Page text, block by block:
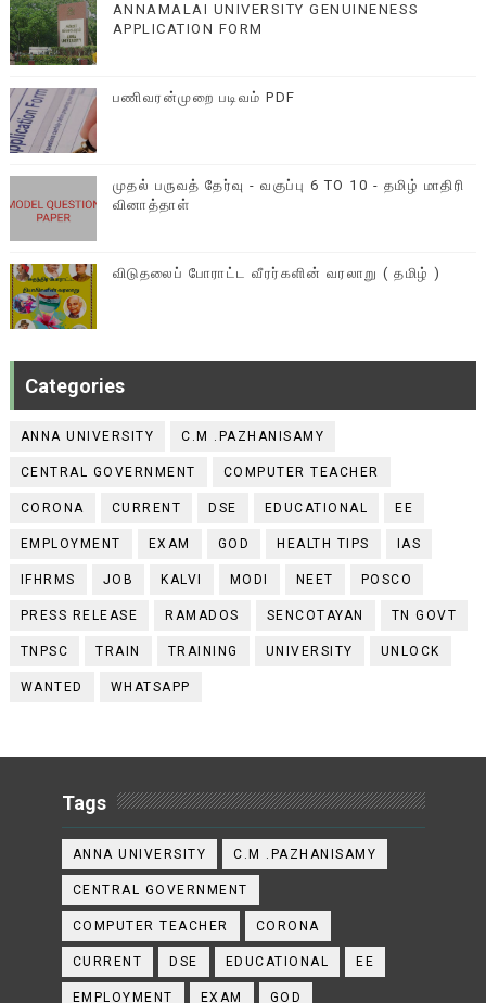
ANNAMALAI UNIVERSITY GENUINENESS
APPLICATION FORM
பணிவரன்முறை படிவம் PDF
முதல் பருவத் தேர்வு - வகுப்பு 6 TO 10 - தமிழ் மாதிரி
வினாத்தாள்
விடுதலைப் போராட்ட வீரர்களின் வரலாறு ( தமிழ் )
Categories
ANNA UNIVERSITY C.M .PAZHANISAMY
CENTRAL GOVERNMENT COMPUTER TEACHER
CORONA CURRENT DSE EDUCATIONAL EE
EMPLOYMENT EXAM GOD HEALTH TIPS IAS
IFHRMS JOB KALVI MODI NEET POSCO
PRESS RELEASE RAMADOS SENCOTAYAN TN GOVT
TNPSC TRAIN TRAINING UNIVERSITY UNLOCK
WANTED WHATSAPP
Tags
ANNA UNIVERSITY C.M .PAZHANISAMY
CENTRAL GOVERNMENT
COMPUTER TEACHER CORONA
CURRENT DSE EDUCATIONAL EE
EMPLOYMENT EXAM GOD